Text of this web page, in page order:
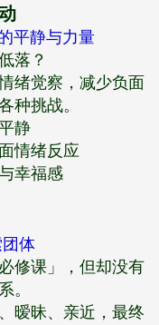
平静与力量
落？
绪觉察，减少负面
种挑战。
静
情绪反应
幸福感
体
修课」，但却没有
。
暧昧、亲近，最终